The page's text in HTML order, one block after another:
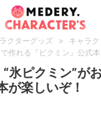
クターグッズ > キャラ
作れる『ピクミン』公式本
氷ピクミン”が
が楽しいぞ！